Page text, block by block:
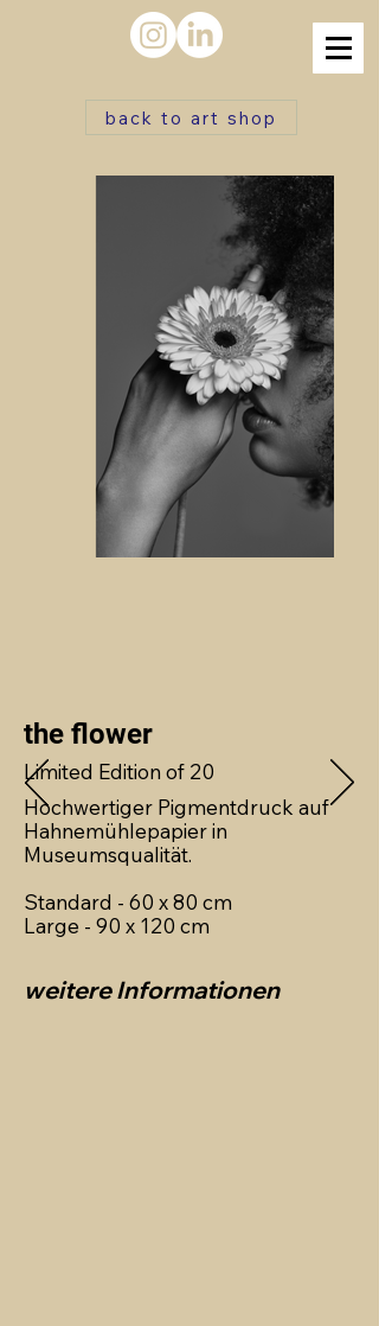
back to art shop
the flower
Limited Edition of 20
Hochwertiger Pigmentdruck auf
Hahnemühlepapier in
Museumsqualität.
Standard - 60 x 80 cm
Large - 90 x 120 cm
weitere Informationen